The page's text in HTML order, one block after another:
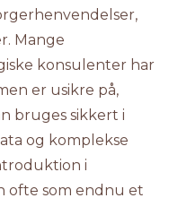
Mange
konsulenter har
er usikre på,
bruges sikkert i
og komplekse
i
ofte som endnu et